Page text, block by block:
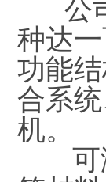
公司
种达
功能
合系
机。
可满